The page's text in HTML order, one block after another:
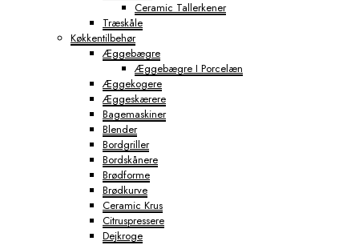
Ceramic Tallerkener
Træskåle
Køkkentilbehør
Æggebægre
Æggebægre I Porcelæn
Æggekogere
Æggeskærere
Bagemaskiner
Blender
Bordgriller
Bordskånere
Brødforme
Brødkurve
Ceramic Krus
Citruspressere
Dejkroge